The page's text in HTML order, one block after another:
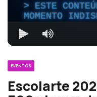
ESTE
MOMENTO
EVENTOS
Escolarte